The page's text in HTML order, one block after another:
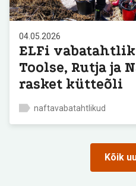
04.05.2026
ELFi
Toolse, Rutja ja
rasket kütteõli
naftavabatahtlikud
Kõik